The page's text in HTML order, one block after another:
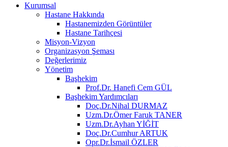
Kurumsal
Hastane Hakkında
Hastanemizden Görüntüler
Hastane Tarihçesi
Misyon-Vizyon
Organizasyon Şeması
Değerlerimiz
Yönetim
Başhekim
Prof.Dr. Hanefi Cem GÜL
Başhekim Yardımcıları
Doç.Dr.Nihal DURMAZ
Uzm.Dr.Ömer Faruk TANER
Uzm.Dr.Ayhan YİĞİT
Doç.Dr.Cumhur ARTUK
Opr.Dr.İsmail ÖZLER